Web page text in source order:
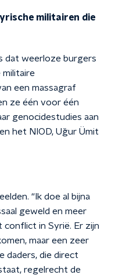
militairen die
dat weerloze burgers
militaire
een massagraf
ze één voor één
genocidestudies aan
het NIOD, Uğur Ümit
“Ik doe al bijna
geweld en meer
conflict in Syrië. Er zijn
maar een zeer
daders, die direct
regelrecht de